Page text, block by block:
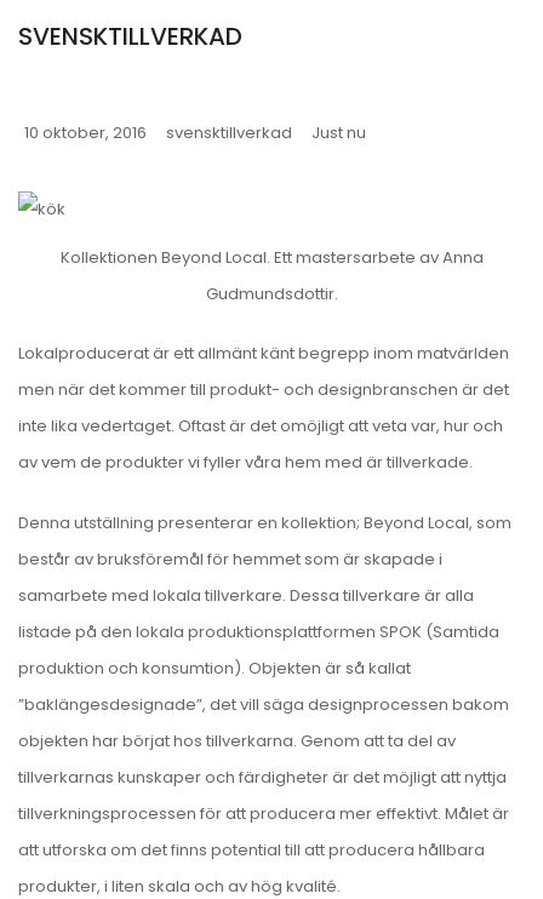
SVENSKTILLVERKAD
10 oktober, 2016 svensktillverkad Just nu
Kollektionen Beyond Local. Ett mastersarbete av Anna
Gudmundsdottir.
Lokalproducerat är ett allmänt känt begrepp inom matvärlden
men när det kommer till produkt- och designbranschen är det
inte lika vedertaget. Oftast är det omöjligt att veta var, hur och
av vem de produkter vi fyller våra hem med är tillverkade.
Denna utställning presenterar en kollektion; Beyond Local, som
består av bruksföremål för hemmet som är skapade i
samarbete med lokala tillverkare. Dessa tillverkare är alla
listade på den lokala produktionsplattformen SPOK (Samtida
produktion och konsumtion). Objekten är så kallat
”baklängesdesignade”, det vill säga designprocessen bakom
objekten har börjat hos tillverkarna. Genom att ta del av
tillverkarnas kunskaper och färdigheter är det möjligt att nyttja
tillverkningsprocessen för att producera mer effektivt. Målet är
att utforska om det finns potential till att producera hållbara
produkter, i liten skala och av hög kvalité.